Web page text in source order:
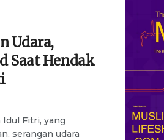
Udara,
Saat Hendak
Idul Fitri, yang
serangan udara